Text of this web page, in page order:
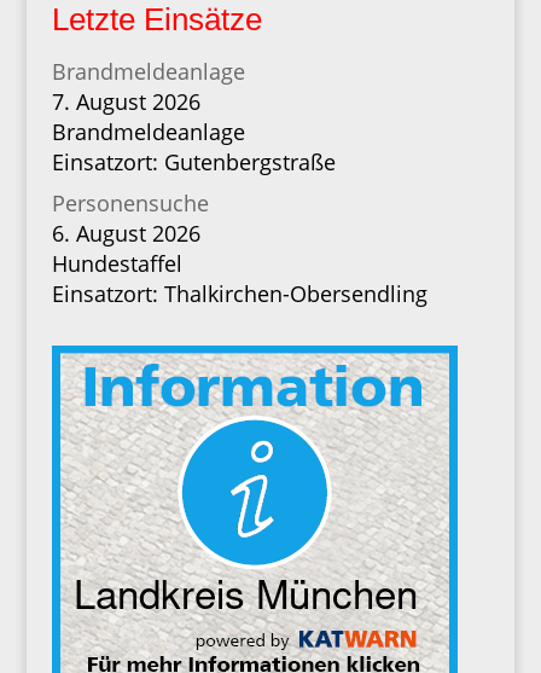
Letzte Einsätze
Brandmeldeanlage
7. August 2026
Brandmeldeanlage
Einsatzort: Gutenbergstraße
Personensuche
6. August 2026
Hundestaffel
Einsatzort: Thalkirchen-Obersendling